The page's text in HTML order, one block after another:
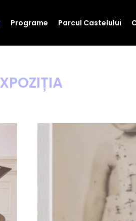
Programe Parcul Castelului